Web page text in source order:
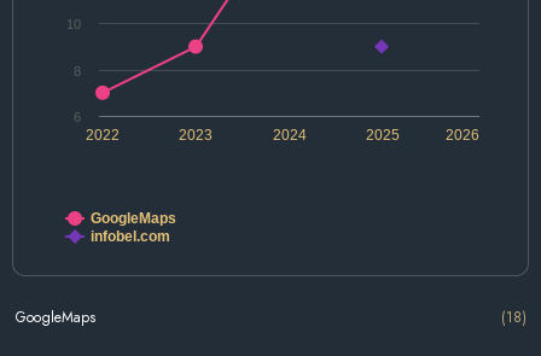
2022 2024 2026
2023 2025
6
8
10
GoogleMaps
infobel.com
GoogleMaps (18)